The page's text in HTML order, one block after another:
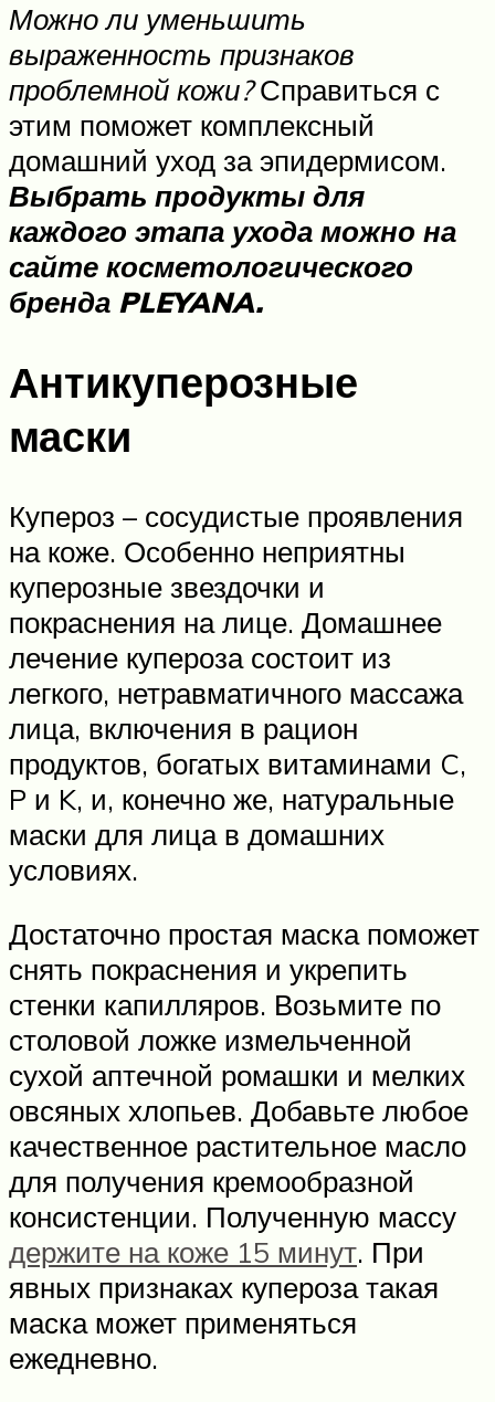
Можно ли уменьшить
выраженность признаков
проблемной кожи?Справиться с
этим поможет комплексный
домашний уход за эпидермисом.
Выбрать продукты для
каждого этапа ухода можно на
сайте косметологического
бренда PLEYANA.
Антикуперозные
маски
Купероз – сосудистые проявления
на коже. Особенно неприятны
куперозные звездочки и
покраснения на лице. Домашнее
лечение купероза состоит из
легкого, нетравматичного массажа
лица, включения в рацион
продуктов, богатых витаминами C,
P и K, и, конечно же, натуральные
маски для лица в домашних
условиях.
Достаточно простая маска поможет
снять покраснения и укрепить
стенки капилляров. Возьмите по
столовой ложке измельченной
сухой аптечной ромашки и мелких
овсяных хлопьев. Добавьте любое
качественное растительное масло
для получения кремообразной
консистенции. Полученную массу
держите на коже 15 минут. При
явных признаках купероза такая
маска может применяться
ежедневно.